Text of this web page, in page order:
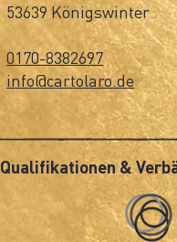
53639 Königswinter
0170-8382697
info@cartolaro.de
Qualifikationen &